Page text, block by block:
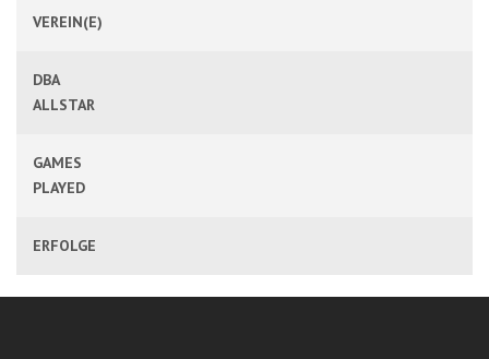
VEREIN(E)
DBA
ALLSTAR
GAMES
PLAYED
ERFOLGE